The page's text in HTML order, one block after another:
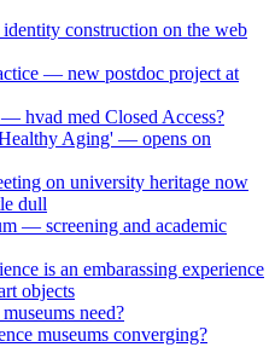
construction on the web
— new postdoc project at
hvad med Closed Access?
Aging' — opens on
on university heritage now
dull
— screening and academic
is an embarassing experience
objects
need?
museums converging?